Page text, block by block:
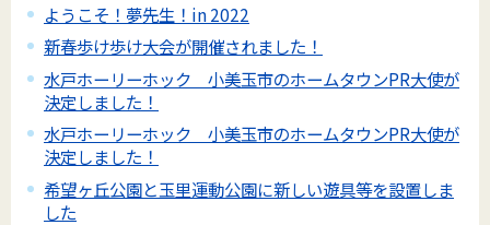
ようこそ！夢先生！in 2022
新春歩け歩け大会が開催されました！
水戸ホーリーホック 小美玉市のホームタウンPR大使が
決定しました！
水戸ホーリーホック 小美玉市のホームタウンPR大使が
決定しました！
希望ヶ丘公園と玉里運動公園に新しい遊具等を設置しま
した